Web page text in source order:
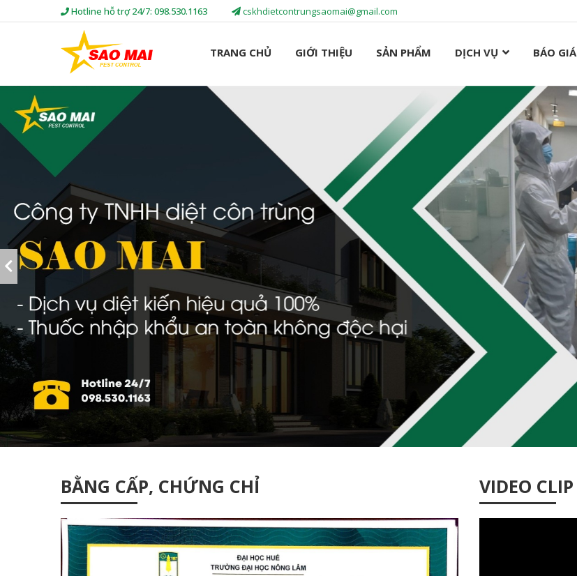
Hotline hỗ trợ 24/7: 098.530.1163 cskhdietcontrungsaomai@gmail.com
TRANG CHỦ GIỚI THIỆU SẢN PHẨM DỊCH VỤ BÁO GIÁ
BẰNG CẤP, CHỨNG CHỈ VIDEO CLIP